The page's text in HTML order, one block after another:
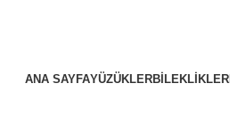
ANA SAYFAYÜZÜKLERBILEKLIKLER